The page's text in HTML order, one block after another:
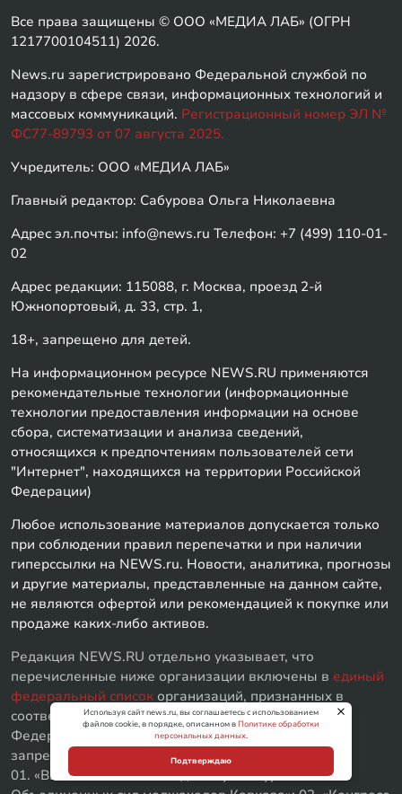
Все права защищены © ООО «МЕДИА ЛАБ» (ОГРН
1217700104511) 2026.
News.ru зарегистрировано Федеральной службой по
надзору в сфере связи, информационных технологий и
массовых коммуникаций. Регистрационный номер ЭЛ №
ФС77-89793 от 07 августа 2025.
Учредитель: ООО «МЕДИА ЛАБ»
Главный редактор: Сабурова Ольга Николаевна
Адрес эл.почты: info@news.ru Телефон: +7 (499) 110-01-
02
Адрес редакции: 115088, г. Москва, проезд 2-й
Южнопортовый, д. 33, стр. 1,
18+, запрещено для детей.
На информационном ресурсе NEWS.RU применяются
рекомендательные технологии (информационные
технологии предоставления информации на основе
сбора, систематизации и анализа сведений,
относящихся к предпочтениям пользователей сети
"Интернет", находящихся на территории Российской
Федерации)
Любое использование материалов допускается только
при соблюдении правил перепечатки и при наличии
гиперссылки на NEWS.ru. Новости, аналитика, прогнозы
и другие материалы, представленные на данном сайте,
не являются офертой или рекомендацией к покупке или
продаже каких-либо активов.
Редакция NEWS.RU отдельно указывает, что
перечисленные ниже организации включены в единый
федеральный список организаций, признанных в
соответствии с законодательством Российской
Федерации террористическими, их деятельность
запрещена:
01. «Высший военный Маджлисуль Шура
Используя сайт news.ru, вы соглашаетесь с использованием
файлов cookie, в порядке, описанном вПолитике обработки
персональных данных.
Подтверждаю